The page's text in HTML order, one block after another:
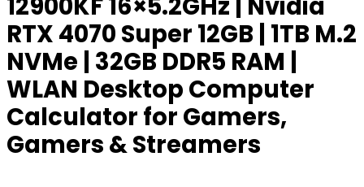
12900KF 16×5.2GHz | Nvidia
RTX 4070 Super 12GB | 1TB M.2
NVMe | 32GB DDR5 RAM |
WLAN Desktop Computer
Calculator for Gamers,
Gamers & Streamers